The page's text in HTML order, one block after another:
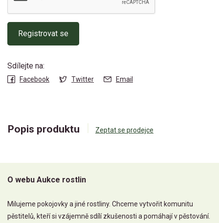
Registrovat se
Sdílejte na:
Facebook Twitter Email
Popis produktu Zeptat se prodejce
O webu Aukce rostlin
Milujeme pokojovky a jiné rostliny. Chceme vytvořit komunitu
pěstitelů, kteří si vzájemně sdílí zkušenosti a pomáhají v pěstování.